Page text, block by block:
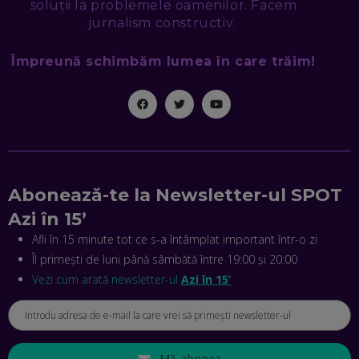
MIHAI CEPOI, JOBFUL: SCHIMBĂM MODUL ÎN CARE APLICI
ANTONIO ENACHE, SENSE4FIT: CUM TE AJUTĂ
TEHNOLOGIA SĂ FACI SPORT, SĂ FII MAI COMPETITIV ȘI SĂ
REVOLUȚIONA LIVRĂRILE RAPIDE, DIN ROMÂNIA PÂNĂ ÎN
EP. 43
MAI MEARGĂ PREA MULT CU MANȚOGĂRII! DACĂ NU NE
RESPECTĂM OBLIGAȚIILE EUROPENE, VOM AVEA
EP. 42
MIHAELA BÎCIU, INVESTIMENTAL: BURSA E PENTRU TOȚI
soluții la problemele oamenilor. Facem
jurnalism constructiv.
Împreună schimbăm lumea în care trăim!
Abonează-te la Newsletter-ul SPOT
Azi în 15’
Afli în 15 minute tot ce s-a întâmplat important într-o zi
Îl primești de luni până sâmbătă între 19:00 și 20:00
Vezi cum arată newsletter-ul Azi în 15’